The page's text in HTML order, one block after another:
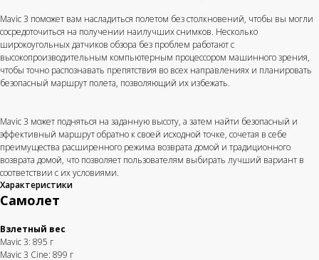
Mavic 3 поможет вам насладиться полетом без столкновений, чтобы вы могли
сосредоточиться на получении наилучших снимков. Несколько
широкоугольных датчиков обзора без проблем работают с
высокопроизводительным компьютерным процессором машинного зрения,
чтобы точно распознавать препятствия во всех направлениях и планировать
безопасный маршрут полета, позволяющий их избежать.
Mavic 3 может подняться на заданную высоту, а затем найти безопасный и
эффективный маршрут обратно к своей исходной точке, сочетая в себе
преимущества расширенного режима возврата домой и традиционного
возврата домой, что позволяет пользователям выбирать лучший вариант в
соответствии с их условиями.
Характеристики
Самолет
Взлетный вес
Mavic 3: 895 г
Mavic 3 Cine: 899 г